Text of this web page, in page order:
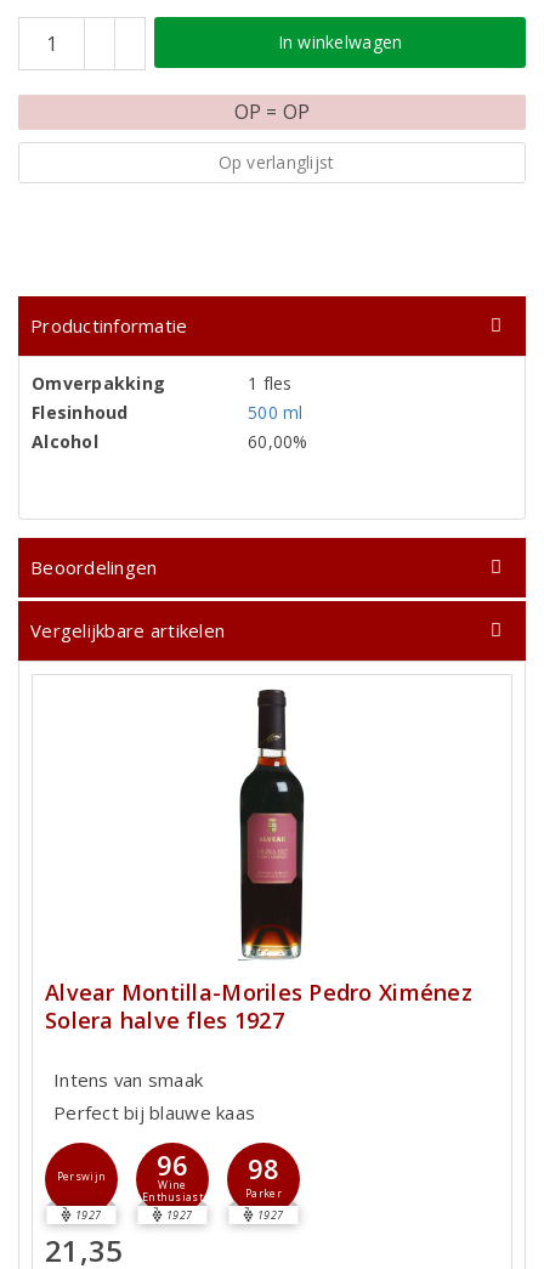
In winkelwagen
OP = OP
Op verlanglijst
Productinformatie
Omverpakking
1 fles
Flesinhoud
500 ml
Alcohol
60,00%
Beoordelingen
Vergelijkbare artikelen
Alvear Montilla-Moriles Pedro Ximénez
Solera halve fles 1927
Intens van smaak
Perfect bij blauwe kaas
Perswijn
1927
96
Wine
Enthusiast
1927
98
Parker
1927
21,35